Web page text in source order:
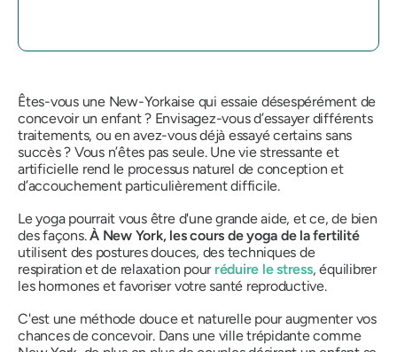
Êtes-vous une New-Yorkaise qui essaie désespérément de
concevoir un enfant ? Envisagez-vous d’essayer différents
traitements, ou en avez-vous déjà essayé certains sans
succès ? Vous n’êtes pas seule. Une vie stressante et
artificielle rend le processus naturel de conception et
d’accouchement particulièrement difficile.
Le yoga pourrait vous être d'une grande aide, et ce, de bien
des façons.À New York, les cours de yoga de la fertilité
utilisent des postures douces, des techniques de
respiration et de relaxation pour réduire le stress, équilibrer
les hormones et favoriser votre santé reproductive.
C'est une méthode douce et naturelle pour augmenter vos
chances de concevoir. Dans une ville trépidante comme